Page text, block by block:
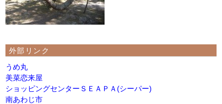
外部リンク
うめ丸
美菜恋来屋
ショッピングセンターＳＥＡＰＡ(シーパー)
南あわじ市